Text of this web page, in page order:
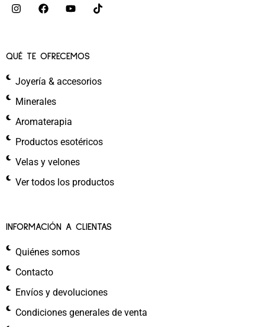
QUÉ TE OFRECEMOS
Joyería & accesorios
Minerales
Aromaterapia
Productos esotéricos
Velas y velones
Ver todos los productos
INFORMACIÓN A CLIENTAS
Quiénes somos
Contacto
Envíos y devoluciones
Condiciones generales de venta